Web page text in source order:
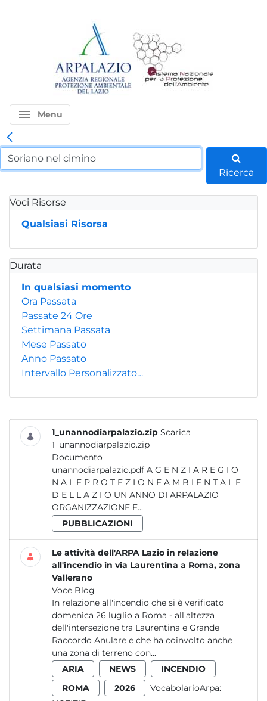
menu Menu
Ricerca
Voci Risorse
Qualsiasi Risorsa
Durata
In qualsiasi momento
Ora Passata
Passate 24 Ore
Settimana Passata
Mese Passato
Anno Passato
Intervallo Personalizzato…
1_unannodiarpalazio.zip Scarica
1_unannodiarpalazio.zip
Documento
unannodiarpalazio.pdf A G E N Z I A R E G I O
N A L E P R O T E Z I O N E A M B I E N T A L E
D E L L A Z I O UN ANNO DI ARPALAZIO
ORGANIZZAZIONE E...
PUBBLICAZIONI
Le attività dell'ARPA Lazio in relazione
all'incendio in via Laurentina a Roma, zona
Vallerano
Voce Blog
In relazione all'incendio che si è verificato
domenica 26 luglio a Roma - all'altezza
dell'intersezione tra Laurentina e Grande
Raccordo Anulare e che ha coinvolto anche
una zona di terreno con...
ARIA
NEWS
INCENDIO
ROMA
2026
VocabolarioArpa: